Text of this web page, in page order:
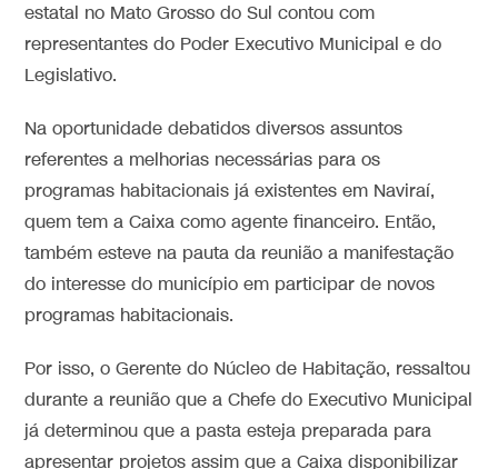
estatal no Mato Grosso do Sul contou com
representantes do Poder Executivo Municipal e do
Legislativo.
Na oportunidade debatidos diversos assuntos
referentes a melhorias necessárias para os
programas habitacionais já existentes em Naviraí,
quem tem a Caixa como agente financeiro. Então,
também esteve na pauta da reunião a manifestação
do interesse do município em participar de novos
programas habitacionais.
Por isso, o Gerente do Núcleo de Habitação, ressaltou
durante a reunião que a Chefe do Executivo Municipal
já determinou que a pasta esteja preparada para
apresentar projetos assim que a Caixa disponibilizar